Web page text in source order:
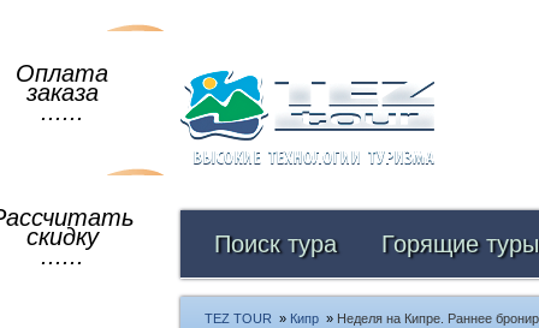
Оплата
заказа
......
скидку
...... Поиск тура Горящие туры
TEZ TOUR » Кипр » Неделя на Кипре. Раннее